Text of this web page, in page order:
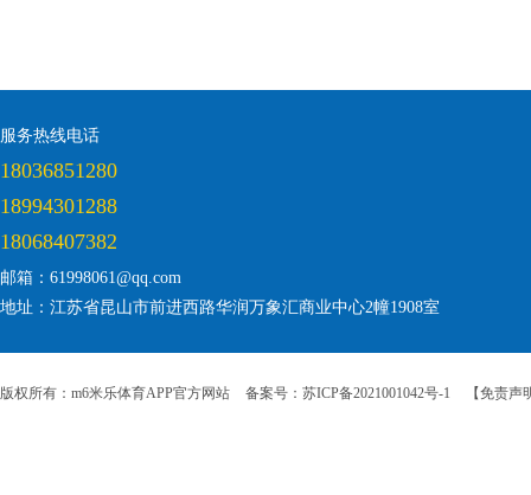
服务热线电话
18036851280
18994301288
18068407382
邮箱：61998061@qq.com
地址：江苏省昆山市前进西路华润万象汇商业中心2幢1908室
版权所有：m6米乐体育APP官方网站 备案号：苏ICP备2021001042号-1 【免责声